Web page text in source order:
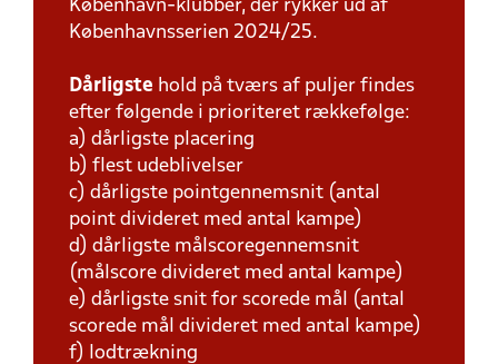
København-klubber, der rykker ud af
Københavnsserien 2024/25.
Dårligste hold på tværs af puljer findes
efter følgende i prioriteret rækkefølge:
a) dårligste placering
b) flest udeblivelser
c) dårligste pointgennemsnit (antal
point divideret med antal kampe)
d) dårligste målscoregennemsnit
(målscore divideret med antal kampe)
e) dårligste snit for scorede mål (antal
scorede mål divideret med antal kampe)
f) lodtrækning